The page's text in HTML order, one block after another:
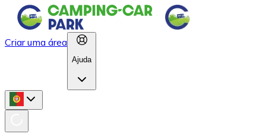
Criar uma área
Ajuda